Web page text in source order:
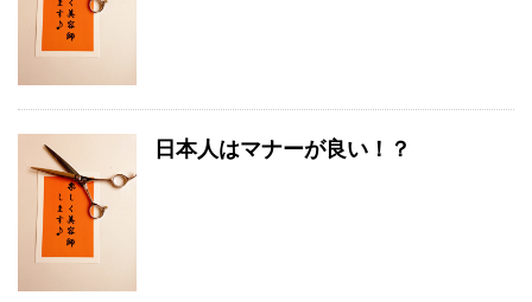
日本人はマナーが良い！？